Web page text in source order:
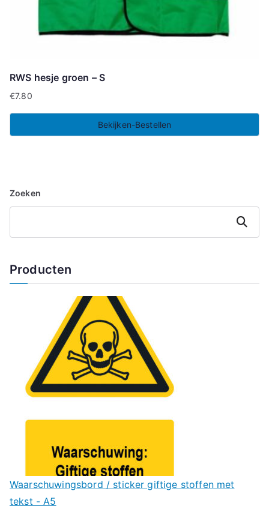
RWS hesje groen – S
€7.80
Bekijken-Bestellen
Zoeken
Zoeken
Producten
Waarschuwingsbord / sticker giftige stoffen met
tekst - A5